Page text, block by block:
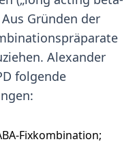
Gründen der
Alexander
folgende
Fixkombination;